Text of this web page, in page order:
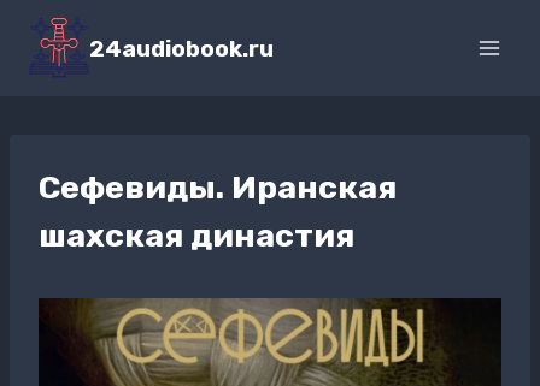
Перейти
содержимому
24audiobook.ru
Сефевиды. Иранская
шахская династия